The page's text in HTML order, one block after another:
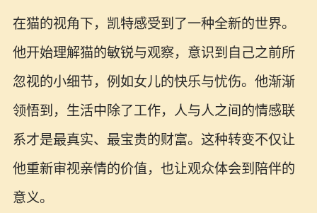
在猫的视角下，凯特感受到了一种全新的世界。
他开始理解猫的敏锐与观察，意识到自己之前所
忽视的小细节，例如女儿的快乐与忧伤。他渐渐
领悟到，生活中除了工作，人与人之间的情感联
系才是最真实、最宝贵的财富。这种转变不仅让
他重新审视亲情的价值，也让观众体会到陪伴的
意义。